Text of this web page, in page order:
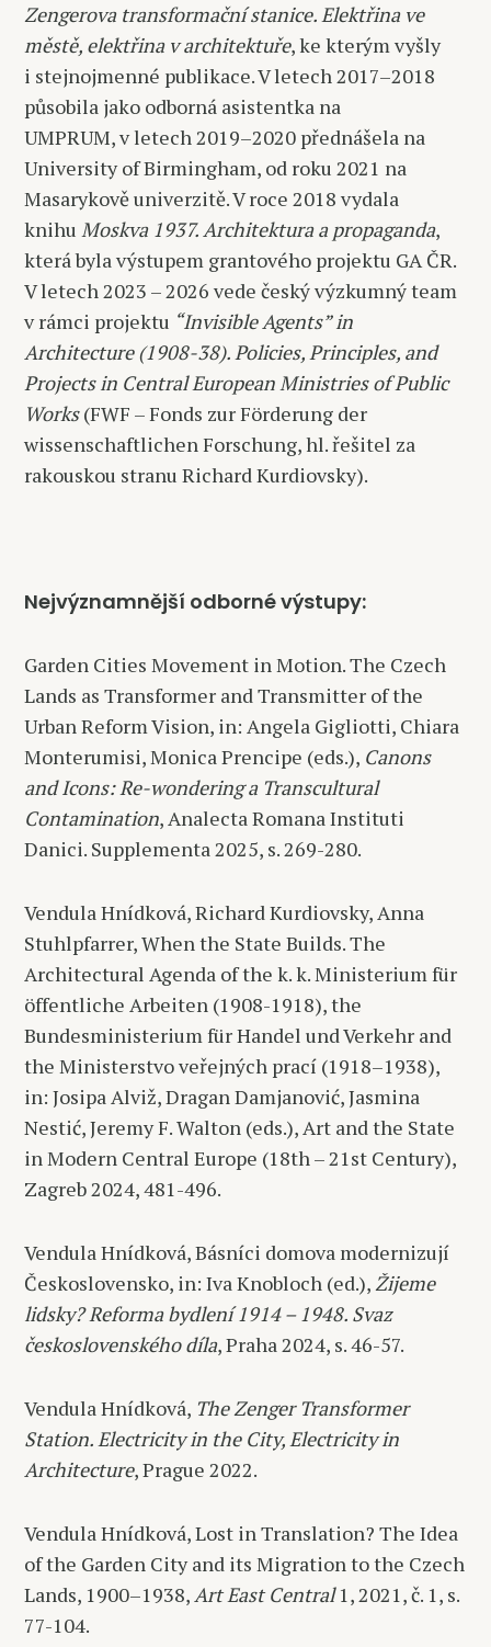
Zengerova transformační stanice. Elektřina ve
městě, elektřina v architektuře, ke kterým vyšly
i stejnojmenné publikace. V letech 2017–2018
působila jako odborná asistentka na
UMPRUM, v letech 2019–2020 přednášela na
University of Birmingham, od roku 2021 na
Masarykově univerzitě. V roce 2018 vydala
knihuMoskva 1937. Architektura a propaganda,
která byla výstupem grantového projektu GA ČR.
V letech 2023 – 2026 vede český výzkumný team
v rámci projektu “Invisible Agents” in
Architecture (1908-38). Policies, Principles, and
Projects in Central European Ministries of Public
Works(FWF – Fonds zur Förderung der
wissenschaftlichen Forschung, hl. řešitel za
rakouskou stranu Richard Kurdiovsky).
Nejvýznamnější odborné výstupy:
Garden Cities Movement in Motion. The Czech
Lands as Transformer and Transmitter of the
Urban Reform Vision, in: Angela Gigliotti, Chiara
Monterumisi, Monica Prencipe (eds.), Canons
and Icons: Re-wondering a Transcultural
Contamination, Analecta Romana Instituti
Danici. Supplementa 2025, s. 269-280.
Vendula Hnídková, Richard Kurdiovsky, Anna
Stuhlpfarrer, When the State Builds. The
Architectural Agenda of the k. k. Ministerium für
öffentliche Arbeiten (1908-1918), the
Bundesministerium für Handel und Verkehr and
the Ministerstvo veřejných prací (1918–1938),
in: Josipa Alviž, Dragan Damjanović, Jasmina
Nestić, Jeremy F. Walton (eds.), Art and the State
in Modern Central Europe (18th – 21st Century),
Zagreb 2024, 481-496.
Vendula Hnídková, Básníci domova modernizují
Československo, in: Iva Knobloch (ed.),Žijeme
lidsky? Reforma bydlení 1914 – 1948. Svaz
československého díla, Praha 2024, s. 46-57.
Vendula Hnídková, The Zenger Transformer
Station. Electricity in the City, Electricity in
Architecture, Prague 2022.
Vendula Hnídková, Lost in Translation? The Idea
of the Garden City and its Migration to the Czech
Lands, 1900–1938,Art East Central1, 2021, č. 1, s.
77-104.